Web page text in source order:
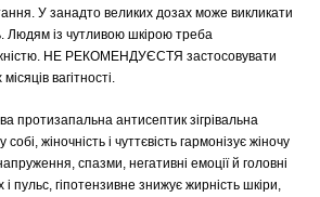
У занадто великих дозах може викликати
Людям із чутливою шкірою треба
НЕ РЕКОМЕНДУЄСТЯ застосовувати
вагітності.
протизапальна антисептик зігрівальна
жіночність і чуттєвість гармонізує жіночу
спазми, негативні емоції й головні
пульс, гіпотензивне знижує жирність шкіри,